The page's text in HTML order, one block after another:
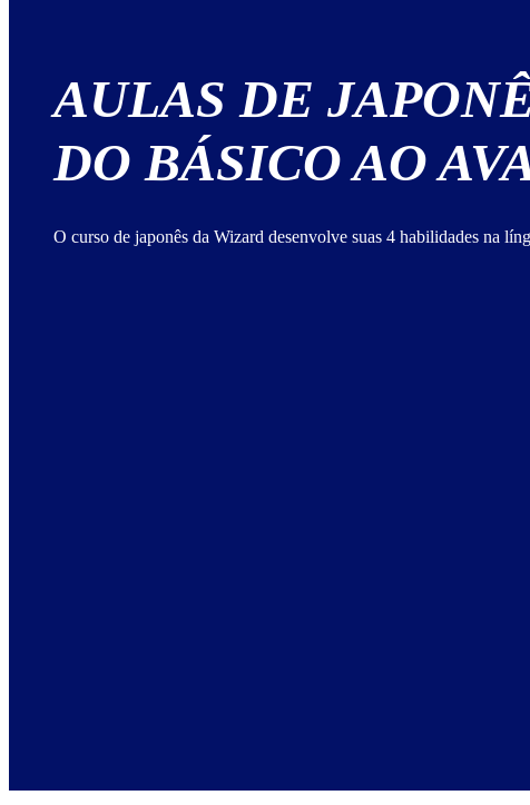
AULAS DE
DO BÁSICO AO
O curso de japonês da Wizard desenvolve suas 4 habilidades na